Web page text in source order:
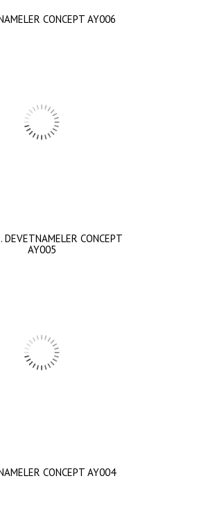
CONCEPT AY006
CONCEPT
AY005
CONCEPT AY004